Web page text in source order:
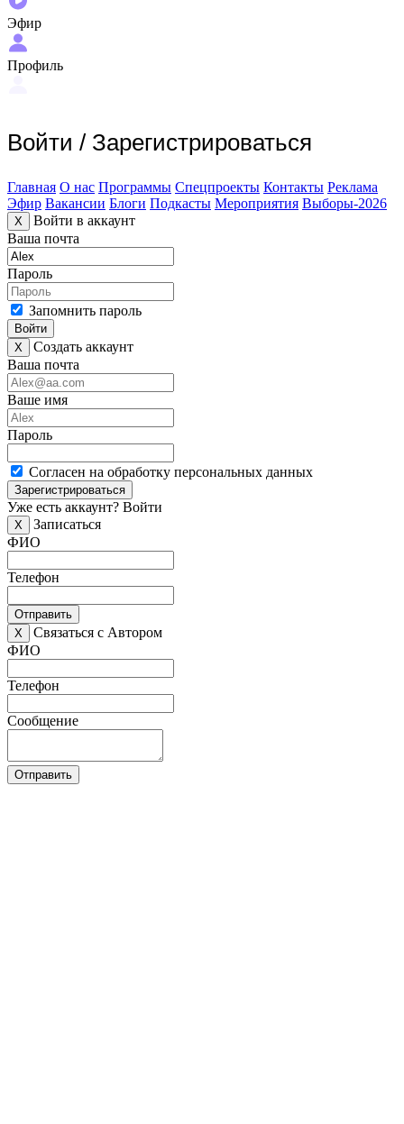
Эфир
Профиль
Войти / Зарегистрироваться
Главная О нас Программы Спецпроекты Контакты Реклама
Эфир Вакансии Блоги Подкасты Мероприятия Выборы-2026
X
Войти в аккаунт
Ваша почта
Пароль
Запомнить пароль
Войти
X
Создать аккаунт
Ваша почта
Ваше имя
Пароль
Согласен на обработку персональных данных
Зарегистрироваться
Уже есть аккаунт? Войти
X
Записаться
ФИО
Телефон
Отправить
X
Связаться с Автором
ФИО
Телефон
Сообщение
Отправить